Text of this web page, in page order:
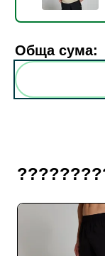
Обща сума: